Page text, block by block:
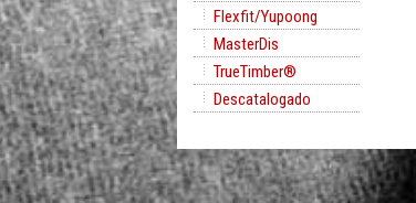
Flexfit/Yupoong
MasterDis
TrueTimber®
Descatalogado